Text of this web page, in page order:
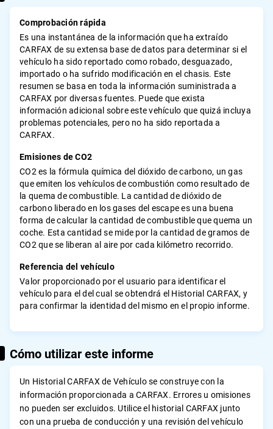
Comprobación rápida
Es una instantánea de la información que ha extraído
CARFAX de su extensa base de datos para determinar si el
vehículo ha sido reportado como robado, desguazado,
importado o ha sufrido modificación en el chasis. Este
resumen se basa en toda la información suministrada a
CARFAX por diversas fuentes. Puede que exista
información adicional sobre este vehículo que quizá incluya
problemas potenciales, pero no ha sido reportada a
CARFAX.
Emisiones de CO2
CO2 es la fórmula química del dióxido de carbono, un gas
que emiten los vehículos de combustión como resultado de
la quema de combustible. La cantidad de dióxido de
carbono liberado en los gases del escape es una buena
forma de calcular la cantidad de combustible que quema un
coche. Esta cantidad se mide por la cantidad de gramos de
CO2 que se liberan al aire por cada kilómetro recorrido.
Referencia del vehículo
Valor proporcionado por el usuario para identificar el
vehículo para el del cual se obtendrá el Historial CARFAX, y
para confirmar la identidad del mismo en el propio informe.
Cómo utilizar este informe
Un Historial CARFAX de Vehículo se construye con la
información proporcionada a CARFAX. Errores u omisiones
no pueden ser excluidos. Utilice el historial CARFAX junto
con una prueba de conducción y una revisión del vehículo